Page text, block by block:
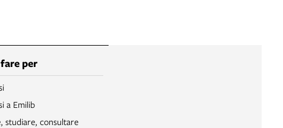
per
a Emilib
studiare, consultare